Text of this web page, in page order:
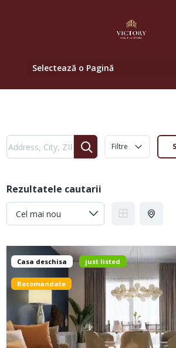
Selectează o Pagină
Filtre
Rezultatele cautarii
Casa deschisa just listed
Recomandate